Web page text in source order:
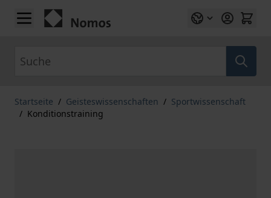
Zum Inhalt springen
Startseite / Geisteswissenschaften / Sportwissenschaft
/ Konditionstraining